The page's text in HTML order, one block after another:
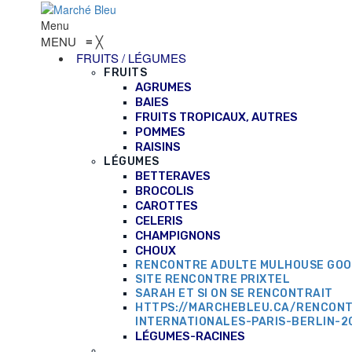
Menu
MENU ≡ ╳
FRUITS / LÉGUMES
FRUITS
AGRUMES
BAIES
FRUITS TROPICAUX, AUTRES
POMMES
RAISINS
LÉGUMES
BETTERAVES
BROCOLIS
CAROTTES
CELERIS
CHAMPIGNONS
CHOUX
RENCONTRE ADULTE MULHOUSE
SITE RENCONTRE PRIXTEL
SARAH ET SI ON SE RENCONTRAIT
HTTPS://MARCHEBLEU.CA/
INTERNATIONALES-PARIS-BERLIN-
LÉGUMES-RACINES